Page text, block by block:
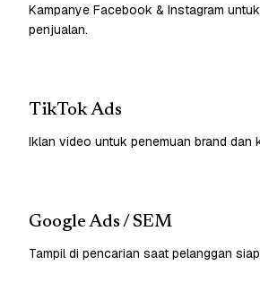
Kampanye Facebook & Instagram
penjualan.
TikTok Ads
Iklan video untuk penemuan brand dan
Google Ads / SEM
Tampil di pencarian saat pelanggan